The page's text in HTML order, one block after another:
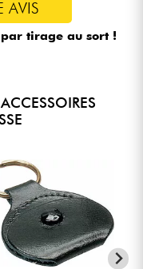
AVIS
par tirage au sort !